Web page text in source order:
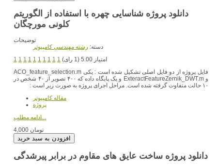
دانلود پروژه شناسایی چهره با استفاده از الگوریتم
کلونی مورچگان
توضیحات
دسته: رشته مهندسي کامپيوتر
1 1 1 1 1 1 1 1 1 1
امتیاز 5.00 (1 رای)
فایل پروژه از دو فایل اصلی تشکیل شده است : یکی ACO_feature_selection.m
و ExteractFeatureZernik_DWT.m و یک پایگاه داده که ۴۰۰ تصویر از ۴۰ شخص در
۱۰ حالت متفاوت گرفته شده است. مراحل اجرای پروژه به صورت زیر است :
مقاله کامپیوتر
پروژه
ادامه مطلب...
4,000 تومان
دانلود پروژه ساخت عایق های مقاوم در برابر پیرشدگی